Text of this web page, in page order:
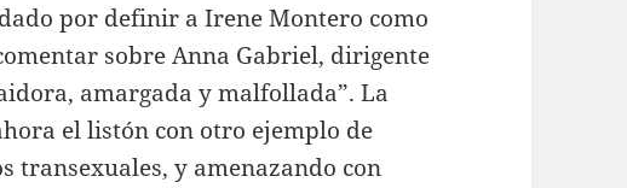
por definir a Irene Montero como
sobre Anna Gabriel, dirigente
amargada y malfollada”. La
el listón con otro ejemplo de
transexuales, y amenazando con